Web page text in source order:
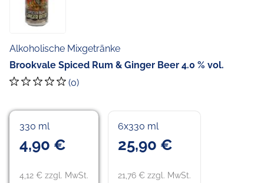
Alkoholische Mixgetränke
Brookvale Spiced Rum & Ginger Beer 4.0 % vol.
(0)
330 ml
4,90 €
4,12 € zzgl. MwSt.
6x330 ml
25,90 €
21,76 € zzgl. MwSt.